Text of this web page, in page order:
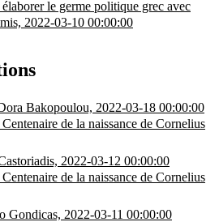
le germe politique grec avec
2022-03-10 00:00:00
Bakopoulou, 2022-03-18 00:00:00
de la naissance de Cornelius
2022-03-12 00:00:00
de la naissance de Cornelius
Gondicas, 2022-03-11 00:00:00